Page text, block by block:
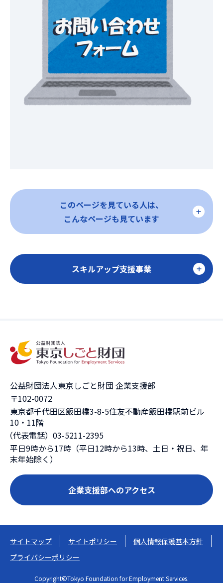
このページを見ている人は、
こんなページも見ています
スキルアップ支援事業
公益財団法人東京しごと財団 企業支援部
〒102-0072
東京都千代田区飯田橋3-8-5住友不動産飯田橋駅前ビル
10・11階
（代表電話）03-5211-2395
平日9時から17時（平日12時から13時、土日・祝日、年
末年始除く）
企業支援部へのアクセス
サイトマップ サイトポリシー
個人情報保護基本方針
プライバシーポリシー
Copyright©Tokyo Foundation for Employment Services.